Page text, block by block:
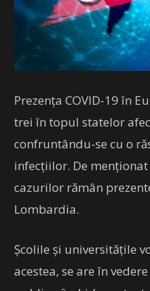
Prezența COVID-19 în
trei în topul statelor
confruntându-se cu o
infecțiilor. De
cazurilor rămân
Lombardia.
Școlile și universitățile
acestea, se are în